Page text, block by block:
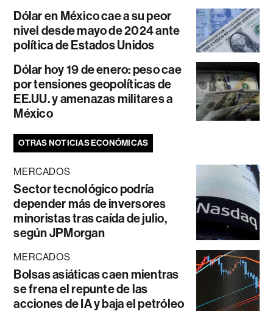
Dólar en México cae a su peor
nivel desde mayo de 2024 ante
política de Estados Unidos
Dólar hoy 19 de enero: peso cae
por tensiones geopolíticas de
EE.UU. y amenazas militares a
México
OTRAS NOTICIAS ECONÓMICAS
MERCADOS
Sector tecnológico podría
depender más de inversores
minoristas tras caída de julio,
según JPMorgan
MERCADOS
Bolsas asiáticas caen mientras
se frena el repunte de las
acciones de IA y baja el petróleo